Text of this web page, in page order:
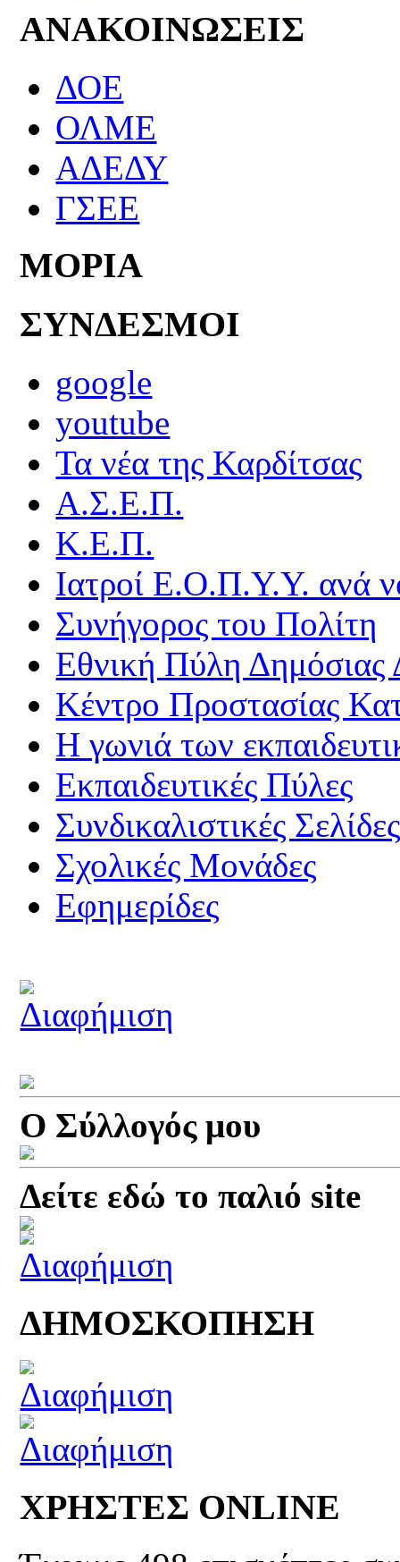
ΑΝΑΚΟΙΝΩΣΕΙΣ
ΔΟΕ
ΟΛΜΕ
ΑΔΕΔΥ
ΓΣΕΕ
ΜΟΡΙΑ
ΣΥΝΔΕΣΜΟΙ
google
youtube
Τα νέα της Καρδίτσας
Α.Σ.Ε.Π.
Κ.Ε.Π.
Ιατροί Ε.Ο.Π.Υ.Υ. ανά
Συνήγορος του Πολίτη
Εθνική Πύλη Δημόσιας
Κέντρο Προστασίας
Η γωνιά των
Εκπαιδευτικές Πύλες
Συνδικαλιστικές Σελίδες
Σχολικές Μονάδες
Εφημερίδες
Ο Σύλλογός μου
Δείτε εδώ το παλιό site
ΔΗΜΟΣΚΟΠΗΣΗ
ΧΡΗΣΤΕΣ ONLINE